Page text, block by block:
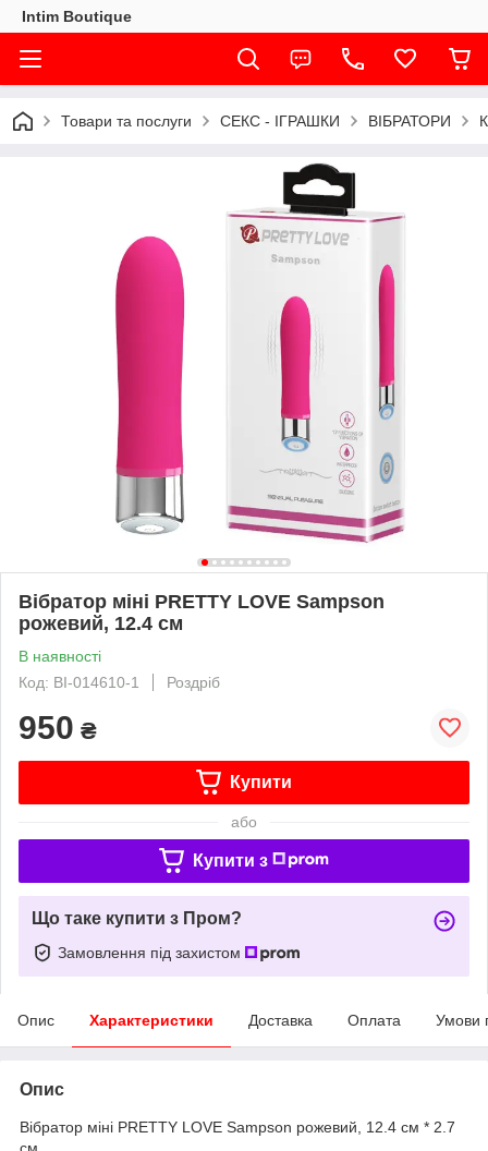
Intim Boutique
Товари та послуги СЕКС - ІГРАШКИ ВІБРАТОРИ
Вібратор міні PRETTY LOVE Sampson
рожевий, 12.4 см
В наявності
Код: BI-014610-1
Роздріб
950 ₴
Купити
або
Купити з
Що таке купити з Пром?
Замовлення під захистом
Опис Характеристики Доставка Оплата Умови
Опис
Вібратор міні PRETTY LOVE Sampson рожевий, 12.4 см * 2.7
см